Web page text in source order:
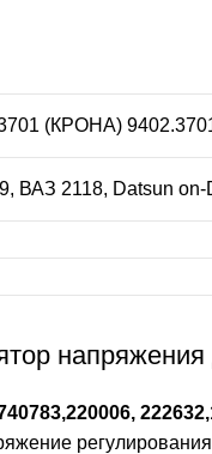
(КРОНА)
ВАЗ 2118, Datsun